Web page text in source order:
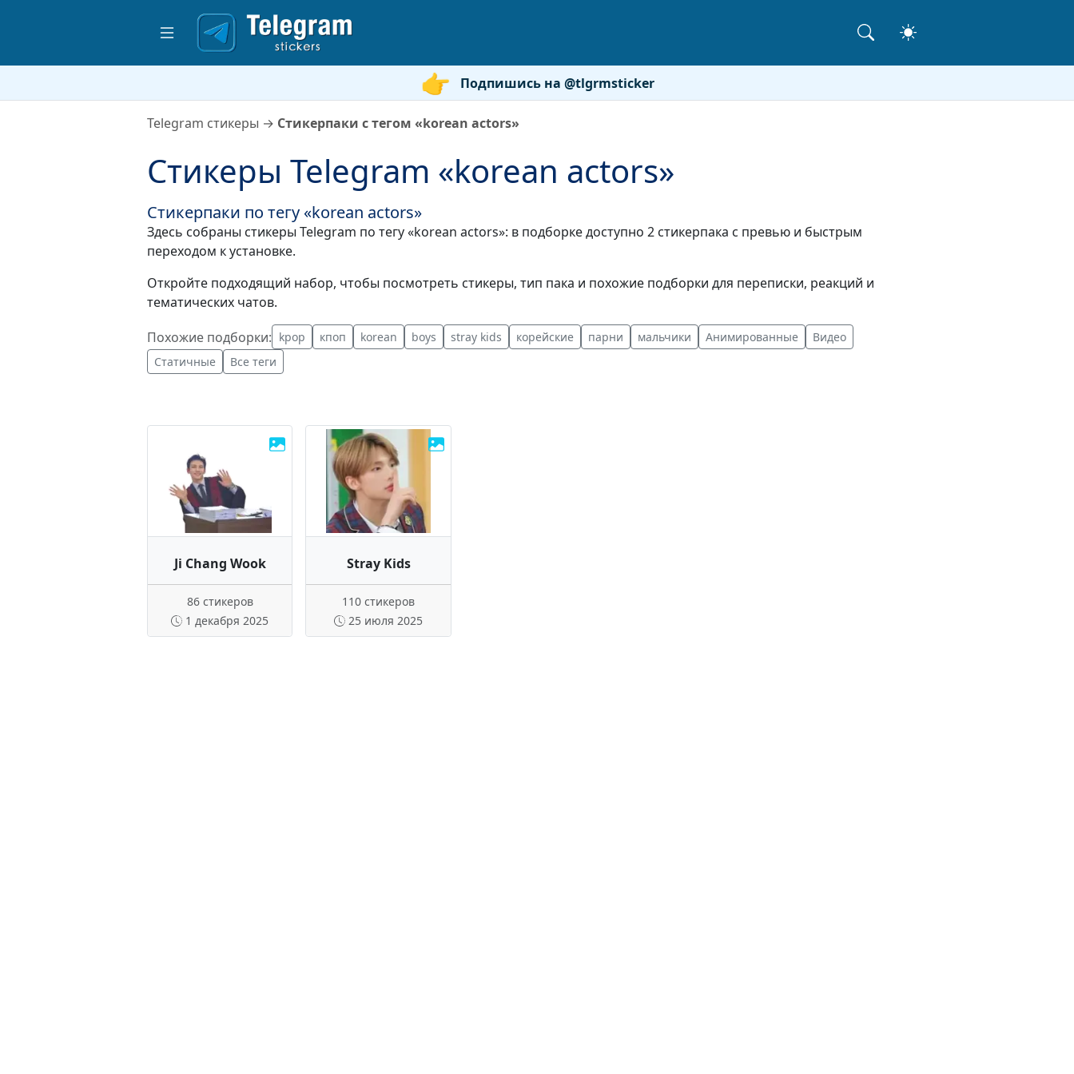
Подпишись на @tlgrmsticker
Telegram стикеры → Стикерпаки с тегом «korean actors»
Стикеры Telegram «korean actors»
Стикерпаки по тегу «korean actors»
Здесь собраны стикеры Telegram по тегу «korean actors»: в подборке доступно 2 стикерпака с превью и быстрым
переходом к установке.
Откройте подходящий набор, чтобы посмотреть стикеры, тип пака и похожие подборки для переписки, реакций и
тематических чатов.
Похожие подборки: kpop кпоп korean boys stray kids корейские парни мальчики Анимированные
Видео
Статичные
Все теги
Ji Chang Wook
86 стикеров
1 декабря 2025
Stray Kids
110 стикеров
25 июля 2025